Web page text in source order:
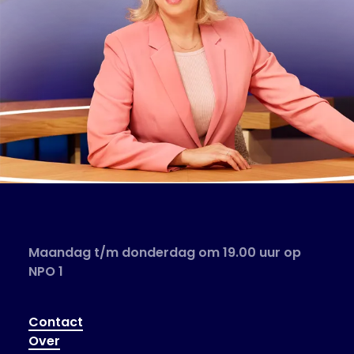
Maandag t/m donderdag om 19.00 uur op
NPO 1
Contact
Over